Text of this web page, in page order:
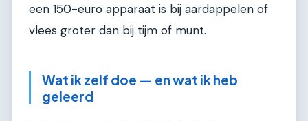
een 150-euro apparaat is bij aardappelen of
vlees groter dan bij tijm of munt.
Wat ik zelf doe — en wat ik heb
geleerd